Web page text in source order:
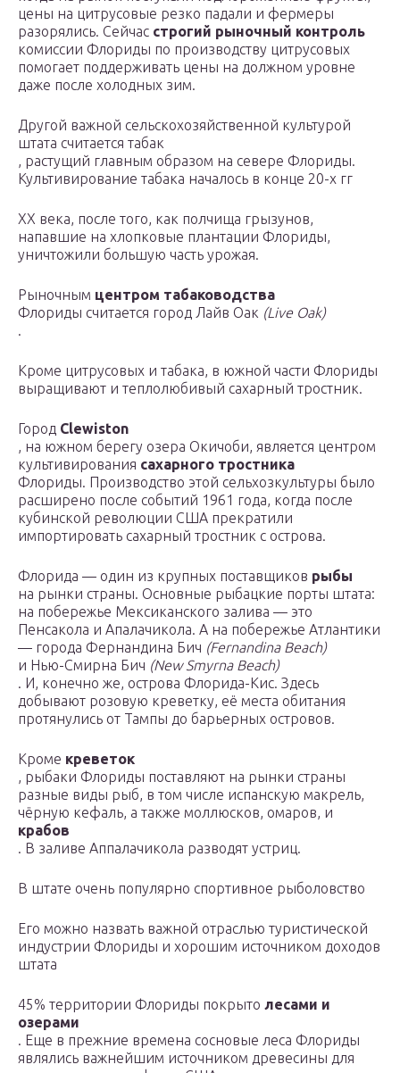
цены на цитрусовые резко падали и фермеры
разорялись. Сейчас строгий рыночный контроль
комиссии Флориды по производству цитрусовых
помогает поддерживать цены на должном уровне
даже после холодных зим.
Другой важной сельскохозяйственной культурой
штата считается табак
, растущий главным образом на севере Флориды.
Культивирование табака началось в конце 20-х гг
XX века, после того, как полчища грызунов,
напавшие на хлопковые плантации Флориды,
уничтожили большую часть урожая.
Рыночным центром табаководства
Флориды считается город Лайв Оак (Live Oak)
.
Кроме цитрусовых и табака, в южной части Флориды
выращивают и теплолюбивый сахарный тростник.
Город Clewiston
, на южном берегу озера Окичоби, является центром
культивирования сахарного тростника
Флориды. Производство этой сельхозкультуры было
расширено после событий 1961 года, когда после
кубинской революции США прекратили
импортировать сахарный тростник с острова.
Флорида — один из крупных поставщиков рыбы
на рынки страны. Основные рыбацкие порты штата:
на побережье Мексиканского залива — это
Пенсакола и Апалачикола. А на побережье Атлантики
— города Фернандина Бич (Fernandina Beach)
и Нью-Смирна Бич (New Smyrna Beach)
. И, конечно же, острова Флорида-Кис. Здесь
добывают розовую креветку, её места обитания
протянулись от Тампы до барьерных островов.
Кроме креветок
, рыбаки Флориды поставляют на рынки страны
разные виды рыб, в том числе испанскую макрель,
чёрную кефаль, а также моллюсков, омаров, и
крабов
. В заливе Аппалачикола разводят устриц.
В штате очень популярно спортивное рыболовство
Его можно назвать важной отраслью туристической
индустрии Флориды и хорошим источником доходов
штата
45% территории Флориды покрыто лесами и
озерами
. Еще в прежние времена сосновые леса Флориды
являлись важнейшим источником древесины для